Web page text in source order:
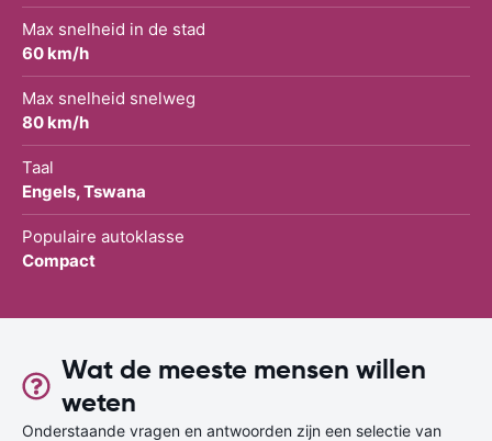
Max snelheid in de stad
60 km/h
Max snelheid snelweg
80 km/h
Taal
Engels, Tswana
Populaire autoklasse
Compact
Wat de meeste mensen willen
weten
Onderstaande vragen en antwoorden zijn een selectie van